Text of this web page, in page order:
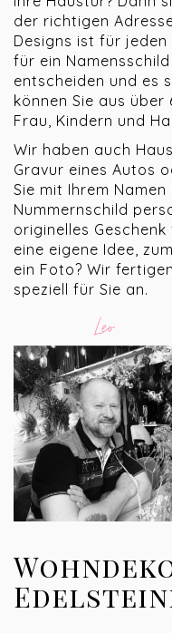
der richtigen
Designs ist für
für ein
entscheiden und es
können Sie aus über
Frau, Kindern und
Wir haben auch
Gravur eines Autos
Sie mit Ihrem
Nummernschild
originelles
eine eigene Idee,
ein Foto? Wir
speziell für Sie an.